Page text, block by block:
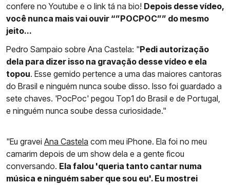
confere no Youtube e o link tá na bio! Depois desse vídeo,
você nunca mais vai ouvir “”POCPOC”” do mesmo
jeito...
Pedro Sampaio sobre Ana Castela: "Pedi autorização
dela para dizer isso na gravação desse vídeo e ela
topou. Esse gemido pertence a uma das maiores cantoras
do Brasil e ninguém nunca soube disso. Isso foi guardado a
sete chaves. 'PocPoc' pegou Top1 do Brasil e de Portugal,
e ninguém nunca soube dessa curiosidade."
"Eu gravei Ana Castela com meu iPhone. Ela foi no meu
camarim depois de um show dela e a gente ficou
conversando. Ela falou 'queria tanto cantar numa
música e ninguém saber que sou eu'. Eu mostrei